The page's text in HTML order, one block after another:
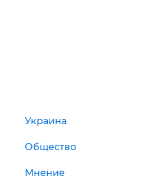
Украина
Общество
Мнение